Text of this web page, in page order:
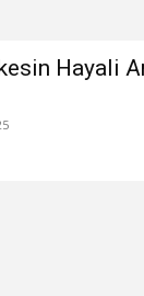
Hayali